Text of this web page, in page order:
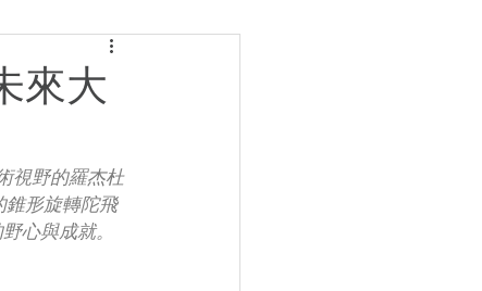
來大
視野的羅杰杜
錐形旋轉陀飛
心與成就。